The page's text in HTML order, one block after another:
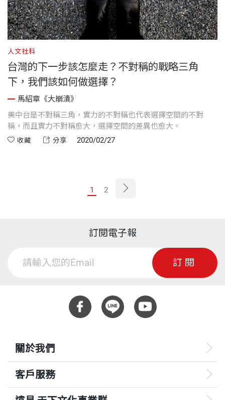
人文社科
台灣的下一步該怎麼走？不對稱的戰略三角
下，我們該如何做選擇？
馬紹章《大崩潰》
美中台是不對稱三角，實力的不對稱也代表選擇空間的不對
稱，而且實力不對稱愈大，選擇空間的差異也愈大。
收藏 分享 2020/02/27
1 2
訂閱電子報
訂閱
關於我們
客戶服務